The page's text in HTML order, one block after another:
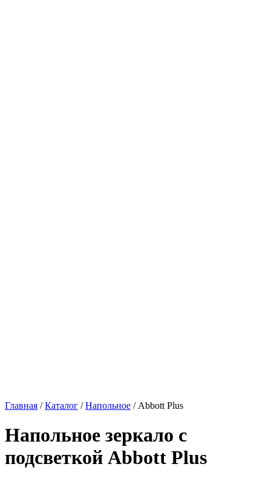
Главная /Каталог /Напольное / Abbott Plus
Напольное зеркало с
подсветкой Abbott Plus